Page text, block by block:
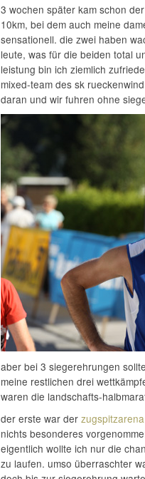
3 wochen später kam schon
10km, bei dem auch meine
sensationell. die zwei haben
leute, was für die beiden total
leistung bin ich ziemlich
mixed-team des sk
daran und wir fuhren ohne
aber bei 3 siegerehrungen
meine restlichen drei
waren die landschafts-
der erste war der
nichts besonderes
eigentlich wollte ich nur die
zu laufen. umso überraschter